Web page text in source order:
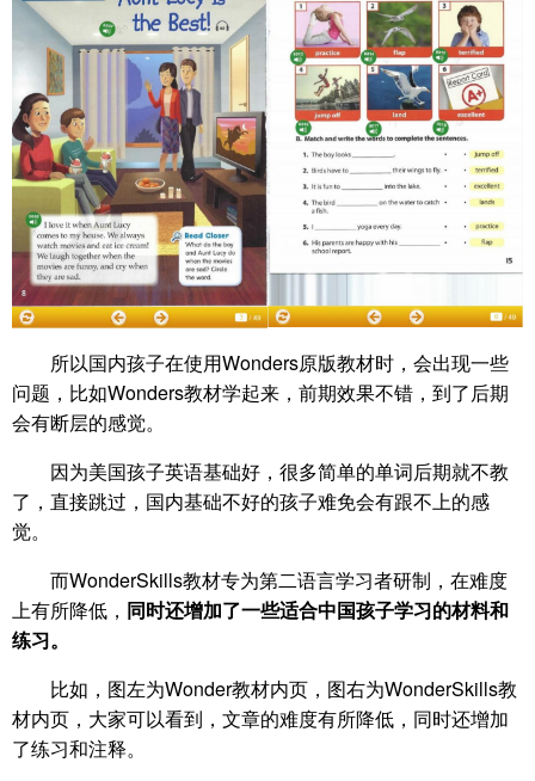
所以国内孩子在使用Wonders原版教材时，会出现一些
问题，比如Wonders教材学起来，前期效果不错，到了后期
会有断层的感觉。
因为美国孩子英语基础好，很多简单的单词后期就不教
了，直接跳过，国内基础不好的孩子难免会有跟不上的感
觉。
而WonderSkills教材专为第二语言学习者研制，在难度
上有所降低， 同时还增加了一些适合中国孩子学习的材料和
练习。
比如，图左为Wonder教材内页，图右为WonderSkills教
材内页，大家可以看到，文章的难度有所降低，同时还增加
了练习和注释。